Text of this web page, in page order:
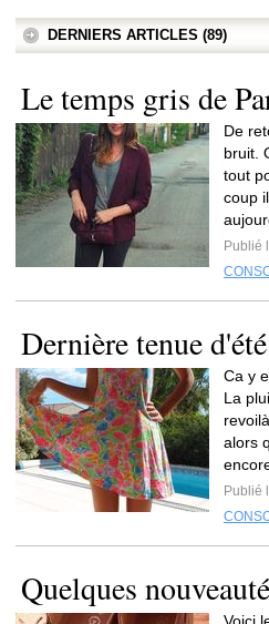
DERNIERS ARTICLES (89)
Le temps gris de
De
bruit.
tout
coup
Publié
Dernière tenue d'été
Ca y
La
alors
Publié
Quelques